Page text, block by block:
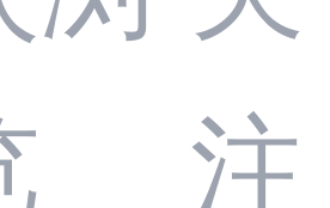
深度
注